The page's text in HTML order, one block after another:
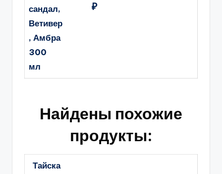
сандал,
Ветивер
, Амбра
300
мл
₽
Найдены похожие
продукты:
Тайска